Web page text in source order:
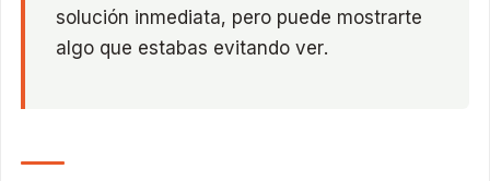
solución inmediata, pero puede mostrarte
algo que estabas evitando ver.